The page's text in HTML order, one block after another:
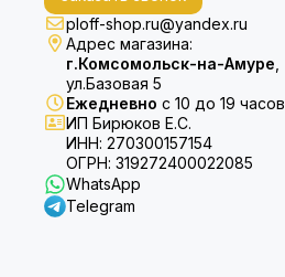
ploff-shop.ru@yandex.ru
Адрес магазина:
г.Комсомольск-на-Амуре
ул.Базовая 5
Ежедневно с 10 до 19 часов
ИП Бирюков Е.С.
ИНН: 270300157154
ОГРН: 319272400022085
WhatsApp
Telegram